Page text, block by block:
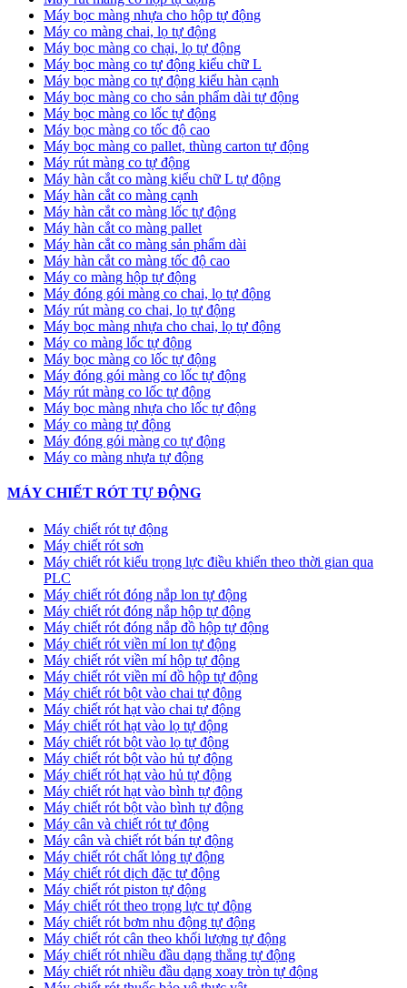
Máy bọc màng nhựa cho hộp tự động
Máy co màng chai, lọ tự động
Máy bọc màng co chại, lọ tự động
Máy bọc màng co tự động kiểu chữ L
Máy bọc màng co tự động kiểu hàn cạnh
Máy bọc màng co cho sản phẩm dài tự động
Máy bọc màng co lốc tự động
​Máy bọc màng co tốc độ cao
Máy bọc màng co pallet, thùng carton tự động
​Máy rút màng co tự động
​Máy hàn cắt co màng kiểu chữ L tự động
​Máy hàn cắt co màng cạnh
​Máy hàn cắt co màng lốc tự động
​Máy hàn cắt co màng pallet
​Máy hàn cắt co màng sản phẩm dài
​Máy hàn cắt co màng tốc độ cao
Máy co màng hộp tự động
Máy đóng gói màng co chai, lọ tự động
Máy rút màng co chai, lọ tự động
Máy bọc màng nhựa cho chai, lọ tự động
Máy co màng lốc tự động
Máy bọc màng co lốc tự động
Máy đóng gói màng co lốc tự động
Máy rút màng co lốc tự động
Máy bọc màng nhựa cho lốc tự động
Máy co màng tự động
Máy đóng gói màng co tự động
Máy co màng nhựa tự động
MÁY CHIẾT RÓT TỰ ĐỘNG
Máy chiết rót tự động
Máy chiết rót sơn
Máy chiết rót kiểu trọng lực điều khiển theo thời gian qua
PLC
Máy chiết rót đóng nắp lon tự động
Máy chiết rót đóng nắp hộp tự động
Máy chiết rót đóng nắp đồ hộp tự động
Máy chiết rót viền mí lon tự động
Máy chiết rót viền mí hộp tự động
Máy chiết rót viền mí đồ hộp tự động
Máy chiết rót bột vào chai tự động
Máy chiết rót hạt vào chai tự động
Máy chiết rót hạt vào lọ tự động
Máy chiết rót bột vào lọ tự động
Máy chiết rót bột vào hủ tự động
Máy chiết rót hạt vào hủ tự động
Máy chiết rót hạt vào bình tự động
Máy chiết rót bột vào bình tự động
Máy cân và chiết rót tự động
Máy cân và chiết rót bán tự động
​Máy chiết rót chất lỏng tự động
​Máy chiết rót dịch đặc tự động
Máy chiết rót piston tự động
Máy chiết rót theo trọng lực tự động
​Máy chiết rót bơm nhu động tự động
Máy chiết rót cân theo khối lượng tự động
​Máy chiết rót nhiều đầu dạng thẳng tự động
​Máy chiết rót nhiều đầu dạng xoay tròn tự động